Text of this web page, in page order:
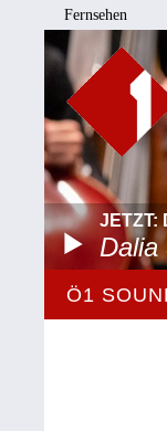
Fernsehen
JETZT:
Dalia
Ö1